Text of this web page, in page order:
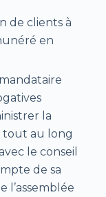
de clients à
en
la
tout au long
le conseil
de sa
l’assemblée